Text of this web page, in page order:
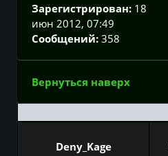
Зарегистрирован: 18
июн 2012, 07:49
Сообщений: 358
Вернуться наверх
Deny_Kage